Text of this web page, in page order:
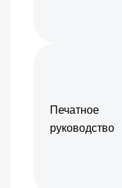
Печатное
руководство